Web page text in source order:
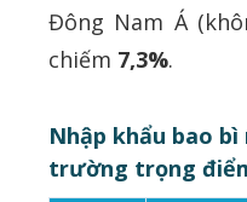
Đông Nam Á
chiếm 7,3%.
Nhập khẩu bao
trường trọng